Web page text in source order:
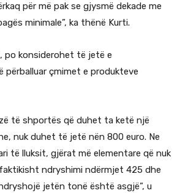
për më pak se gjysmë dekade me
minimale”, ka thënë Kurti.
po konsiderohet të jetë e
çmimet e produkteve
të shportës që duhet ta ketë një
nuk duhet të jetë nën 800 euro. Ne
të lluksit, gjërat më elementare që nuk
ndryshimi ndërmjet 425 dhe
jetën tonë është asgjë”, u